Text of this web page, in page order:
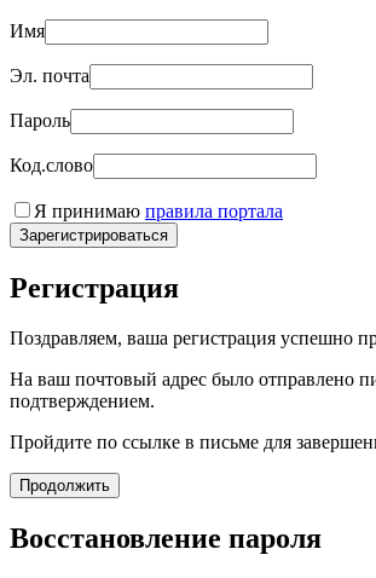
Имя
Эл. почта
Пароль
Код.слово
Я принимаю правила портала
Зарегистрироваться
Регистрация
Поздравляем, ваша регистрация успешно
На ваш почтовый адрес было отправлено
подтверждением.
Пройдите по ссылке в письме для
Продолжить
Восстановление пароля